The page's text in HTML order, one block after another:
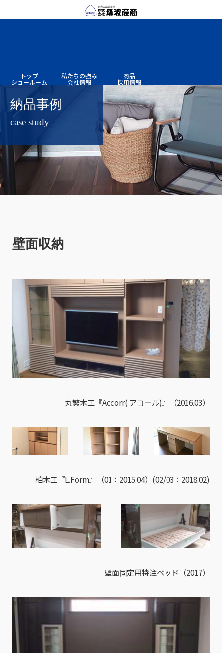
トップ 私たちの強み 商品
ショールーム 会社情報 採用情報
納品事例
case study
壁面収納
丸繁木工『Accorr( アコール)』（2016.03）
柏木工『L.Form』（01：2015.04）(02/03：2018.02)
壁面固定用特注ベッド（2017）